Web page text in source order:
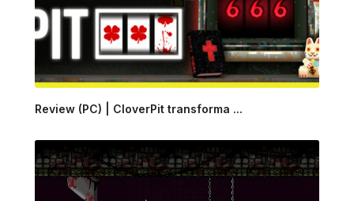
Review (PC) | CloverPit transforma ...